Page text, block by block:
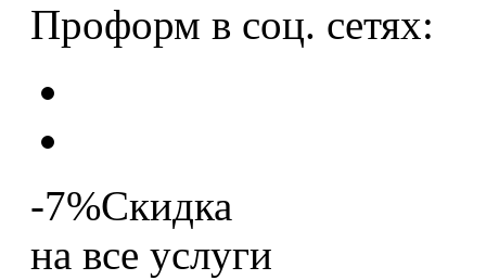
Проформ в соц. сетях:
-7%Скидка
на все услуги